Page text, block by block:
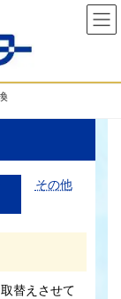
その他
替えさせて